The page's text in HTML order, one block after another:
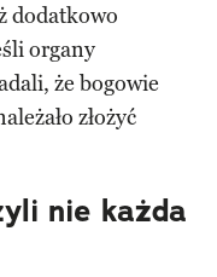
dodatkowo
organy
że bogowie
złożyć
nie każda